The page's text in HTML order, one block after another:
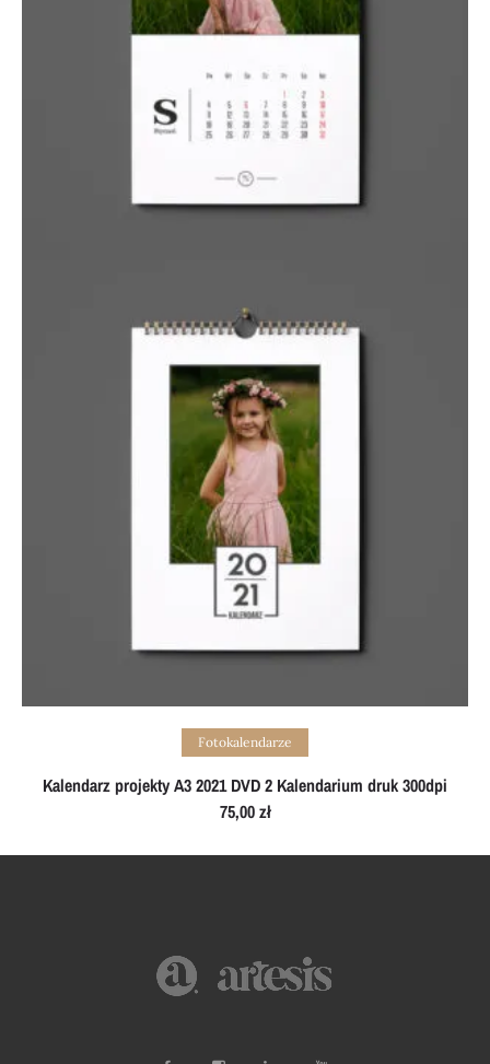
Add to cart
Fotokalendarze
Kalendarz projekty A3 2021 DVD 2 Kalendarium druk 300dpi
75,00zł